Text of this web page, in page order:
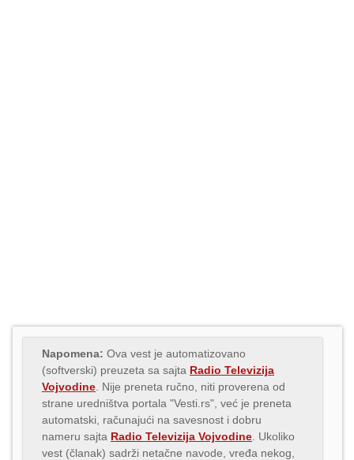
Napomena: Ova vest je automatizovano
(softverski) preuzeta sa sajta Radio Televizija
Vojvodine . Nije preneta ručno, niti proverena od
strane uredništva portala "Vesti.rs", već je preneta
automatski, računajući na savesnost i dobru
nameru sajta Radio Televizija Vojvodine . Ukoliko
vest (članak) sadrži netačne navode, vređa nekog,